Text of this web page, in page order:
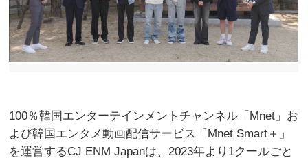
100％韓国エンターテインメントチャンネル「Mnet」お
よび韓国エンタメ動画配信サービス「Mnet Smart＋」
を運営するCJ ENM Japanは、2023年より1クールごと